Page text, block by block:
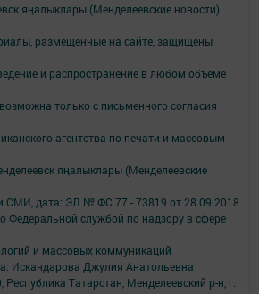
яӊалыклары (Менделеевские новости).
размещенные на сайте, защищены
и распространение в любом объеме
только с письменного согласия
агентства по печати и массовым
яӊалыклары (Менделеевские
СМИ, дата: ЭЛ № ФС 77 - 73819 от 28.09.2018
Федеральной службой по надзору в сфере
и массовых коммуникаций
Искандарова Джулия Анатольевна
Татарстан, Менделеевский р-н, г.